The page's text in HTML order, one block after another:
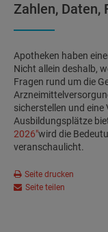
Zahlen, Daten,
Apotheken haben
Nicht allein deshalb,
Fragen rund um die
sicherstellen und
Ausbildungsplätze
2026"wird die
veranschaulicht.
Seite drucken
Seite teilen